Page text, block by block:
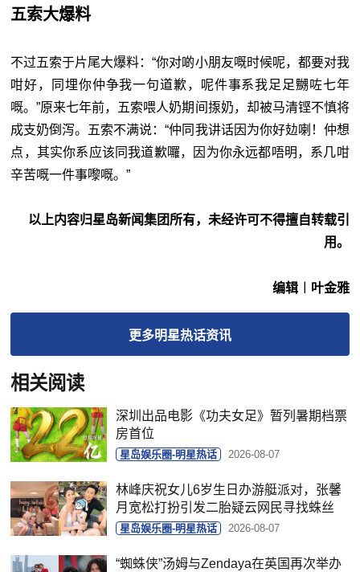
五索大爆料
不过五索于片尾大爆料：“你对啲小朋友嘅时候呢，都要对我
咁好，同埋你仲争我一句道歉，呢件事系我足足嬲咗七年
嘅。”原来七年前，五索喂人奶期间揼奶，却被马清铿不慎将
成支奶倒泻。五索不满说：“仲同我讲话因为你好攰喇！仲想
点，其实你系应该同我道歉囉，因为你永远都唔明，系几咁
辛苦嘅一件事嚟嘅。”
以上内容归星岛新闻集团所有，未经许可不得擅自转载引
用。
编辑︱叶金雅
更多明星热话资讯
相关阅读
深圳出品电影《功夫女足》暂列暑期档票
房首位
星岛娱乐圈-明星热话 2026-08-07
林峰庆祝女儿6岁生日办游艇派对，张馨
月宽松打扮引发二胎疑云网民寻找蛛丝
星岛娱乐圈-明星热话 2026-08-07
“蜘蛛侠”汤姆与Zendaya在英国再次举办